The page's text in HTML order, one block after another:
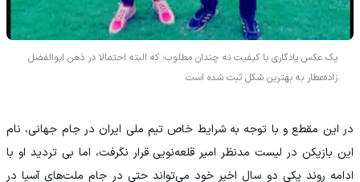
یک عکس یادگاری با کیفیت نه چندان مطلوب؛ که البته احتمالا در ذهن ابوالفضل
زاده‌عطار به بهترین شکل ثبت شده است
در این مقطع و با توجه به شرایط خاص تیم ملی ایران در جام جهانی، نام
این بازیکن در لیست مدنظر امیر قلعه‌نویی قرار نگرفت، اما بی تردید او با
ادامه روند یکی دو سال اخیر خود می‌تواند حتی در جام ملت‌های آسیا در